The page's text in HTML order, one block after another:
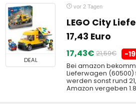
DEAL
vor 2 Tagen
LEGO City
17,43 Euro
17,43€ 21,59€ -
Bei amazon
Lieferwagen (60500)
werden sonst rund
Amazon vergeben